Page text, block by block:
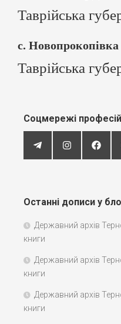
Таврійська
с. Новопрокопівка
Таврійська
Соцмережі
Останні дописи у
Державний архів
книги
Державний архів
книги
Державний архів
книги